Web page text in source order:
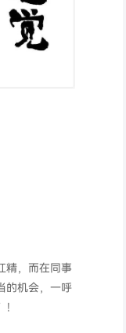
精，而在同事
的机会，一呼